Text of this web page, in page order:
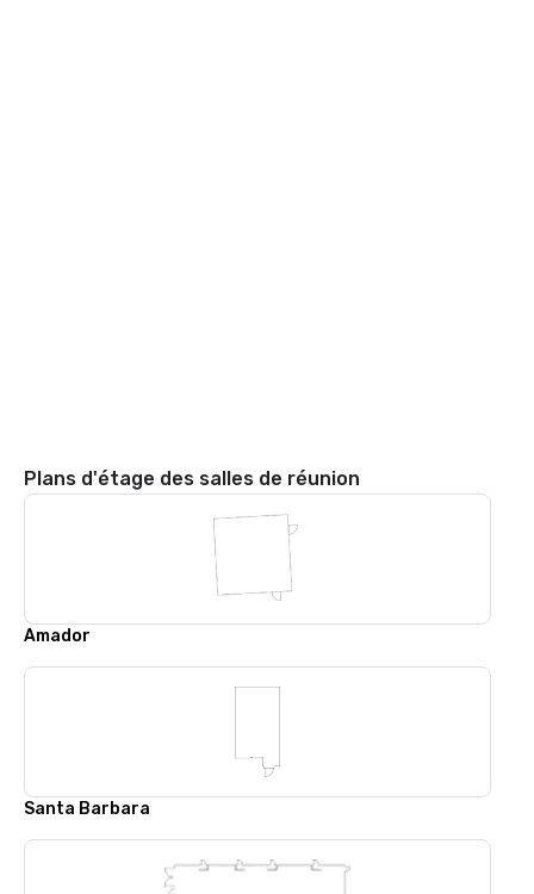
Plans d'étage des salles de réunion
Amador
Santa Barbara